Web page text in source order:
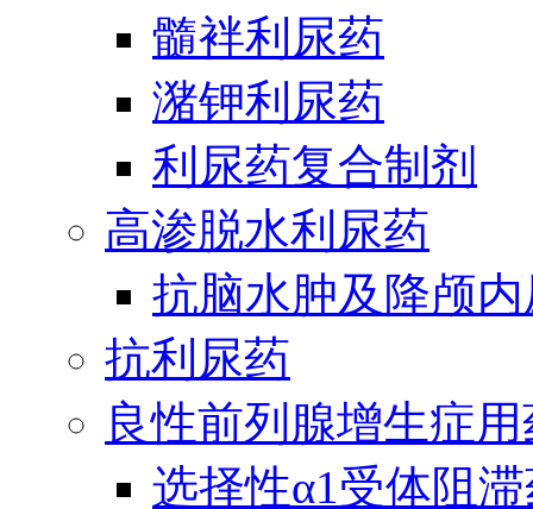
髓袢利尿药
潴钾利尿药
利尿药复合制剂
高渗脱水利尿药
抗脑水肿及降颅
抗利尿药
良性前列腺增生症
选择性α1受体阻